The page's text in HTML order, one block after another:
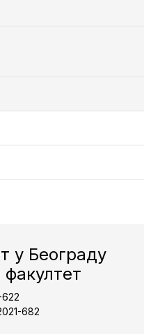
у Београду
682